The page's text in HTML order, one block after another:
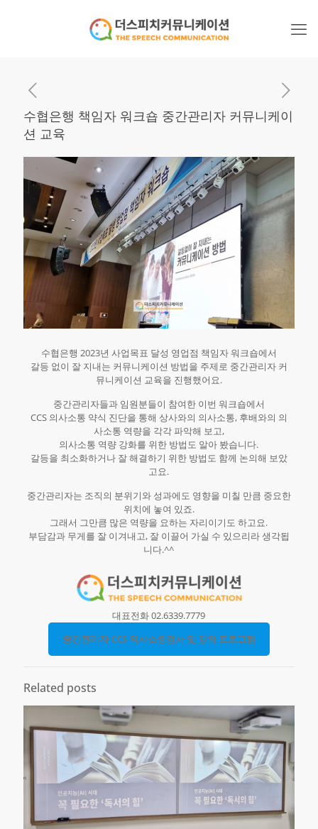
수협은행 책임자 워크숍 중간관리자 커뮤니케이
션 교육
수협은행 2023년 사업목표 달성 영업점 책임자 워크숍에서
갈등 없이 잘 지내는 커뮤니케이션 방법을 주제로 중간관리자 커
뮤니케이션 교육을 진행했어요.
중간관리자들과 임원분들이 참여한 이번 워크숍에서
CCS 의사소통 약식 진단을 통해 상사와의 의사소통, 후배와의 의
사소통 역량을 각각 파악해 보고,
의사소통 역량 강화를 위한 방법도 알아 봤습니다.
갈등을 최소화하거나 잘 해결하기 위한 방법도 함께 논의해 보았
고요.
중간관리자는 조직의 분위기와 성과에도 영향을 미칠 만큼 중요한
위치에 놓여 있죠.
그래서 그만큼 많은 역량을 요하는 자리이기도 하고요.
부담감과 무게를 잘 이겨내고, 잘 이끌어 가실 수 있으리라 생각됩
니다.^^
대표전화 02.6339.7779
중간관리자 CCS 의사소통검사 및 강의 프로그램
Related posts